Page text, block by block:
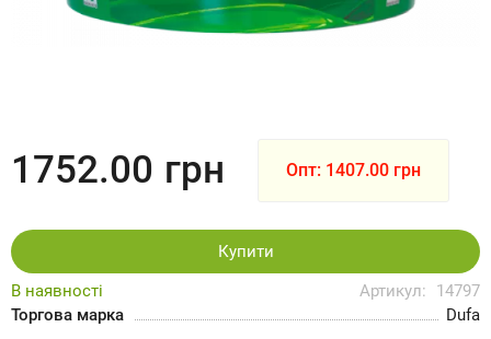
В наявності Артикул:
14797
Торгова марка
Dufa
1752.00 грн Опт: 1407.00 грн
Купити